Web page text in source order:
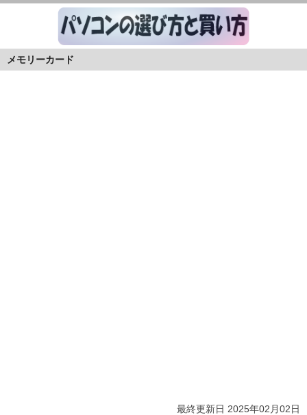
メモリーカード
最終更新日 2025年02月02日